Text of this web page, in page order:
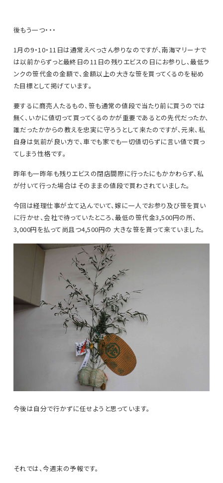
後もう一つ・・・
1月の9・10・11日は通常えべっさん参りなのですが、南海マリーナで
は以前からずっと最終日の11日の残りエビスの日にお参りし、最低ラ
ンクの笹代金の金額で、金額以上の大きな笹を買ってくるのを秘め
た目標として掲げています。
要するに商売人たるもの、笹も通常の値段で当たり前に買うのでは
無く、いかに値切って買ってくるのかが重要であるとの先代だったか、
誰だったかからの教えを忠実に守ろうとして来たのですが、元来、私
自身は気前が良い方で、車でも家でも一切値切らずに言い値で買っ
てしまう性格です。
昨年も一昨年も残りエビスの閉店間際に行ったにもかかわらず、私
が付いて行った場合はそのままの値段で買わされていました。
今回は経理仕事が立て込んでいて、嫁に一人でお参り及び笹を買い
に行かせ、会社で待っていたところ、最低の笹代金3,500円の所、
3,000円を払って尚且つ4,500円の 大きな笹を貰って来ていました。
今後は自分で行かずに任せようと思っています。
それでは、今週末の予報です。